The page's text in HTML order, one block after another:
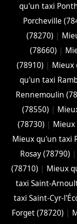
qu'un taxi
Porcheville
(78270) |
(78660) |
(78910) | Mieux
qu'un taxi
Rennemoulin
(78550) |
(78730) | Mieux
Mieux qu'un taxi
Rosay (78790) |
(78710) | Mieux
taxi Saint-
taxi Saint-Cyr-
Forget (78720) |